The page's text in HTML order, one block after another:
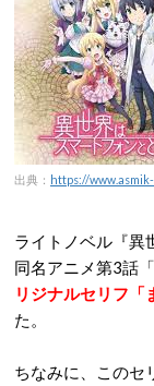
出典： https://
ライトノベル『異
同名アニメ第3話
リジナルセリフ「
た。
ちなみに、このセ